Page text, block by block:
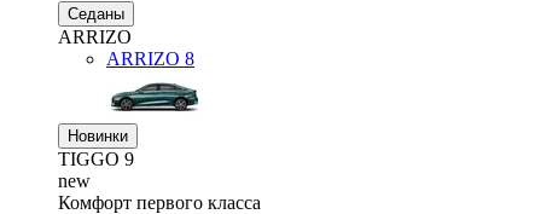
Седаны
ARRIZO
ARRIZO 8
Новинки
TIGGO 9
new
Комфорт первого класса